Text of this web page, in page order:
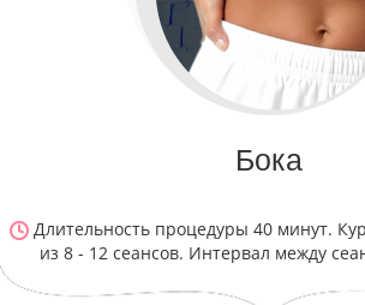
Бока
Длительность процедуры 40 минут.
из 8 - 12 сеансов. Интервал между